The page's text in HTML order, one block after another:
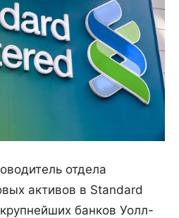
отдела
активов в Standard
банков Уолл-